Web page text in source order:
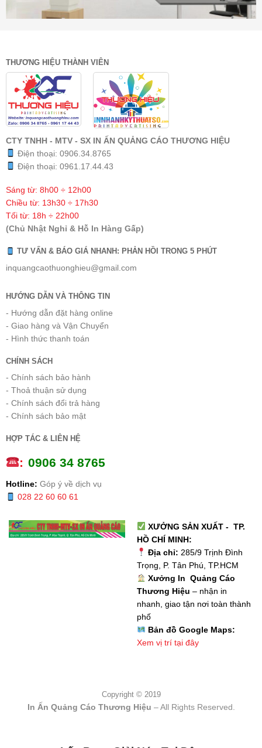
THƯƠNG HIỆU THÀNH VIÊN
CTY TNHH - MTV - SX IN ẤN QUẢNG CÁO THƯƠNG HIỆU
Điện thoại: 0906.34.8765
Điện thoại: 0961.17.44.43
Sáng từ: 8h00 ÷ 12h00
Chiều từ: 13h30 ÷ 17h30
Tối từ: 18h ÷ 22h00
(Chủ Nhật Nghỉ & Hỗ In Hàng Gấp)
TƯ VẤN & BÁO GIÁ NHANH: PHẢN HỒI TRONG 5 PHÚT
inquangcaothuonghieu@gmail.com
HƯỚNG DẪN VÀ THÔNG TIN
- Hướng dẫn đặt hàng online
- Giao hàng và Vận Chuyển
- Hình thức thanh toán
CHÍNH SÁCH
- Chính sách bảo hành
- Thoả thuận sử dụng
- Chính sách đổi trả hàng
- Chính sách bảo mật
HỢP TÁC & LIÊN HỆ
: 0906 34 8765
Hotline: Góp ý về dịch vụ
028 22 60 60 61
XƯỞNG SẢN XUẤT - TP.
HỒ CHÍ MINH:
Địa chỉ: 285/9 Trịnh Đình
Trọng, P. Tân Phú, TP.HCM
Xưởng In Quảng Cáo
Thương Hiệu – nhận in
nhanh, giao tận nơi toàn thành
phố
Bản đồ Google Maps:
Xem vị trí tại đây
Copyright © 2019
In Ấn Quảng Cáo Thương Hiệu – All Rights Reserved.